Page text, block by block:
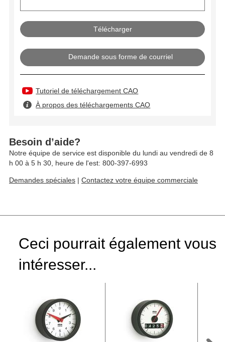
Demande sous forme de courriel
Tutoriel de téléchargement CAO
À propos des téléchargements CAO
Besoin d’aide?
Notre équipe de service est disponible du lundi au vendredi de 8
h 00 à 5 h 30, heure de l'est: 800-397-6993
Demandes spéciales | Contactez votre équipe commerciale
Ceci pourrait également vous
intéresser...